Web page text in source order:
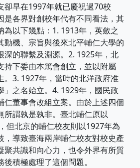
卻早在1997年就已慶祝過70校
是各界對創校年代有不同看法，其
為以下幾點：1. 1913年，英斂之
動機、宗旨與後來北平輔仁大學的
深的聯繫及淵源。2. 1925年，北
持下委由本篤會創立，並以附屬
。3. 1927年，當時的北洋政府准
」之名始立。4. 1929年，國民政
仁董事會改組立案。由於上述四個
所謂孰是孰非。臺北輔仁原以
但北京的輔仁校友則以1927年為
，導致臺海兩岸輔仁校友對校史產
聚共識和向心力，也令外界有所質
積極處理了這個問題。